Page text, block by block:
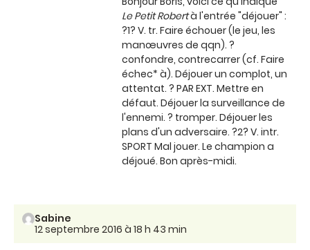
Le Petit Robertà l'entrée "déjouer" :
?1? V. tr. Faire échouer (le jeu, les
manœuvres de qqn). ?
confondre, contrecarrer (cf. Faire
échec* à). Déjouer un complot, un
attentat. ? PAR EXT. Mettre en
défaut. Déjouer la surveillance de
l'ennemi. ? tromper. Déjouer les
plans d'un adversaire. ?2? V. intr.
SPORT Mal jouer. Le champion a
déjoué. Bon après-midi.
Sabine
12 septembre 2016 à 18 h 43 min